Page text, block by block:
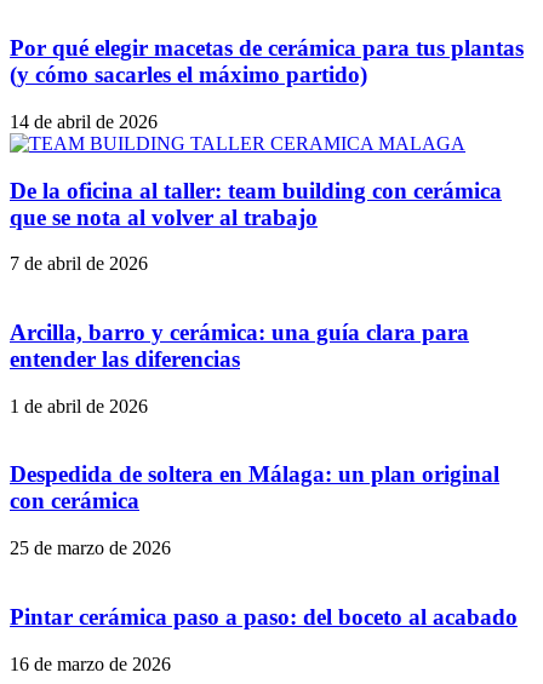
Por qué elegir macetas de cerámica para tus plantas
(y cómo sacarles el máximo partido)
14 de abril de 2026
De la oficina al taller: team building con cerámica
que se nota al volver al trabajo
7 de abril de 2026
Arcilla, barro y cerámica: una guía clara para
entender las diferencias
1 de abril de 2026
Despedida de soltera en Málaga: un plan original
con cerámica
25 de marzo de 2026
Pintar cerámica paso a paso: del boceto al acabado
16 de marzo de 2026